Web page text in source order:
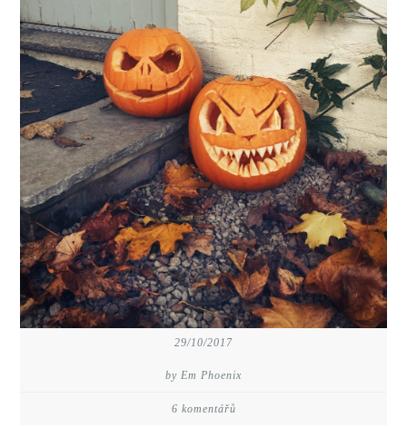
29/10/2017
by Em Phoenix
6 komentářů